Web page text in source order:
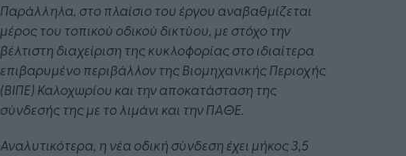
Παράλληλα, στο πλαίσιο του έργου αναβαθμίζεται
μέρος του τοπικού οδικού δικτύου, με στόχο την
βέλτιστη διαχείριση της κυκλοφορίας στο ιδιαίτερα
επιβαρυμένο περιβάλλον της Βιομηχανικής Περιοχής
(ΒΙΠΕ) Καλοχωρίου και την αποκατάσταση της
σύνδεσής της με το λιμάνι και την ΠΑΘΕ.
Αναλυτικότερα, η νέα οδική σύνδεση έχει μήκος 3,5